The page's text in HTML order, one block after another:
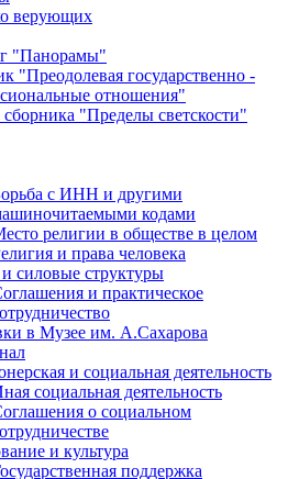
верующих
"Панорамы"
"Преодолевая государственно -
отношения"
сборника "Пределы светскости"
с ИНН и другими
кодами
религии в обществе в целом
и права человека
силовые структуры
и практическое
в Музее им. А.Сахарова
и социальная деятельность
социальная деятельность
о социальном
и культура
поддержка